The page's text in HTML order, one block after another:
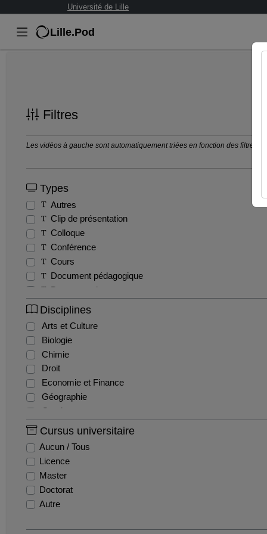
Université de Lille
Lille.Pod
Filtres
Les vidéos à gauche sont automatiquement triées en fonction des filtres
Types
Autres
Clip de présentation
Colloque
Conférence
Cours
Document pédagogique
Documentaire
Exercice
Interview
Séminaire
Webinaire
Disciplines
Arts et Culture
Biologie
Chimie
Droit
Economie et Finance
Géographie
Gestion
Histoire
Cursus universitaire
Aucun / Tous
Licence
Master
Doctorat
Autre